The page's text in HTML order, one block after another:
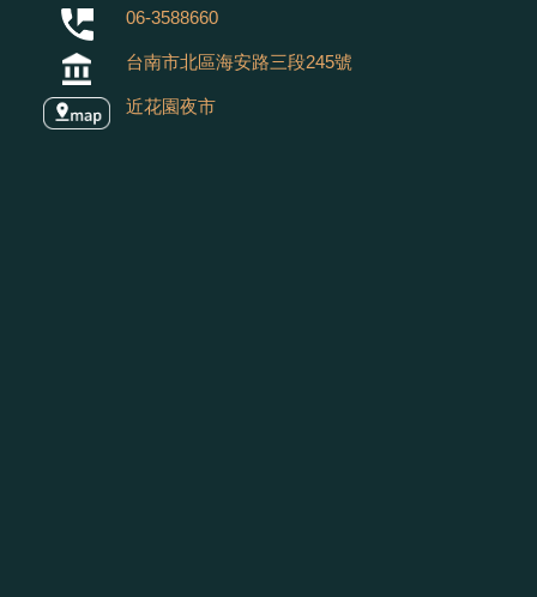
06-3588660
台南市北區海安路三段245號
近花園夜市